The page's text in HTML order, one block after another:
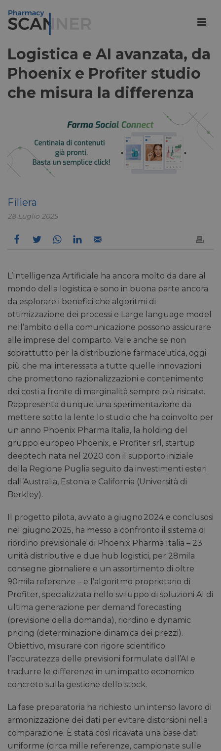
Logistica e AI avanzata, da
Phoenix e Profiter studio
che misura la differenza
Filiera
28 Luglio 2025
L’Intelligenza Artificiale ha ancora molto da dare al
mondo della logistica e sono in buona parte ancora
da esplorare i benefici che algoritmi di
ottimizzazione dei processi e Large language model
nell’ambito della comunicazione possono assicurare
alle imprese del comparto. Vale anche se non
soprattutto per la distribuzione farmaceutica, oggi
più che mai interessata a tutte quelle innovazioni
che promettono razionalizzazioni e contenimento
dei costi a fronte di marginalità sempre più risicate.
Rappresenta dunque una sperimentazione da
mettere sotto la lente lo studio che ha coinvolto per
un anno Phoenix Pharma Italia, la holding del
gruppo europeo Phoenix, e Profiter srl, startup
deeptech nata nel 2020 con il supporto iniziale
della Regione Puglia seguito da investimenti esteri
dall’Australia, Estonia e California (Università di
Berkley).
Il progetto pilota, avviato a giugno 2024 e conclusosi
nel giugno 2025, ha messo a confronto il sistema di
riordino previsionale di Phoenix Pharma Italia – 23
unità distributive e due hub logistici, per 28mila
consegne giornaliere e un assortimento di oltre
90mila referenze – e l’algoritmo proprietario di
Profiter, specializzata nello sviluppo di soluzioni AI di
ultima generazione per demand forecasting
(previsione della domanda), riordino e dynamic
pricing (determinazione dinamica dei prezzi).
Obiettivo, misurare con rigore scientifico
l’accuratezza delle previsioni formulate dall’AI e
tradurre le differenze in un impatto economico
concreto sulla gestione dello stock.
La fase preparatoria ha richiesto un intenso lavoro di
armonizzazione dei dati per evitare distorsioni nella
comparazione. È stata così ricavata una base dati
uniforme (circa mille referenze, campionate sulle